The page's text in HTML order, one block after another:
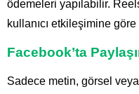
ödemeleri yapılabilir.
kullanıcı etkileşimine
Facebook’ta
Sadece metin, görsel